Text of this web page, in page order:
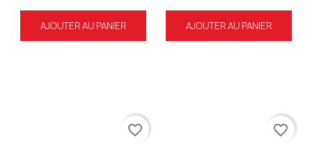
AJOUTER AU PANIER AJOUTER AU PANIER
favorite_border favorite_border